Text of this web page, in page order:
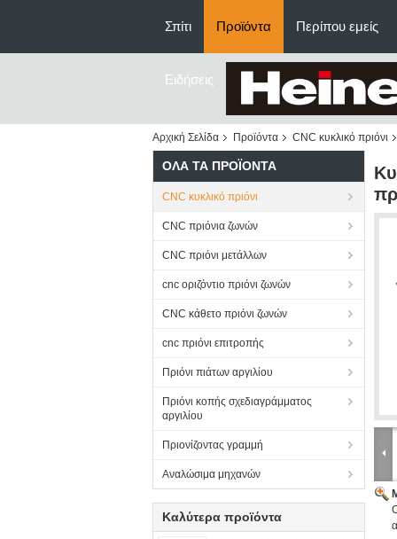
Σπίτι Προϊόντα Περίπου εμείς
Ειδήσεις
Αρχική Σελίδα Προϊόντα CNC κυκλικό πριόνι
ΌΛΑ ΤΑ ΠΡΟΪΌΝΤΑ
CNC κυκλικό πριόνι
CNC πριόνια ζωνών
CNC πριόνι μετάλλων
cnc οριζόντιο πριόνι ζωνών
CNC κάθετο πριόνι ζωνών
cnc πριόνι επιτροπής
Πριόνι πιάτων αργιλίου
Πριόνι κοπής σχεδιαγράμματος
αργιλίου
Πριονίζοντας γραμμή
Αναλώσιμα μηχανών
Καλύτερα προϊόντα